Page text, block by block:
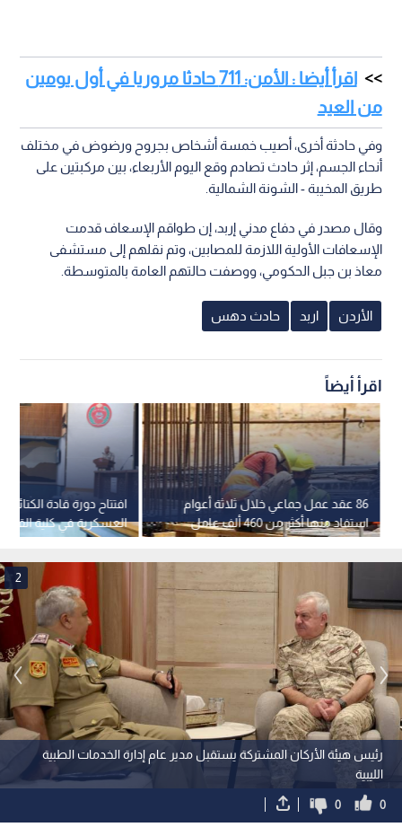
اقرأ أيضا : الأمن: 711 حادثا مروريا في أول يومين
من العيد
وفي حادثة أخرى، أصيب خمسة أشخاص بجروح ورضوض في مختلف
أنحاء الجسم، إثر حادث تصادم وقع اليوم الأربعاء، بين مركبتين على
طريق المخيبة - الشونة الشمالية.
وقال مصدر في دفاع مدني إربد، إن طواقم الإسعاف قدمت
الإسعافات الأولية اللازمة للمصابين، وتم نقلهم إلى مستشفى
معاذ بن جبل الحكومي، ووصفت حالتهم العامة بالمتوسطة.
الأردن اربد حادث دهس
اقرأ أيضاً
افتتاح دورة قادة
العسكرية في كلية
الملكية الأردنية
86 عقد عمل جماعي خلال ثلاثة أعوام
استفاد منها أكثر من 460 ألف عامل
وعاملة
رئيس هيئة الأركان المشتركة يستقبل مدير عام إدارة الخدمات الطبية
الليبية
2
0
0